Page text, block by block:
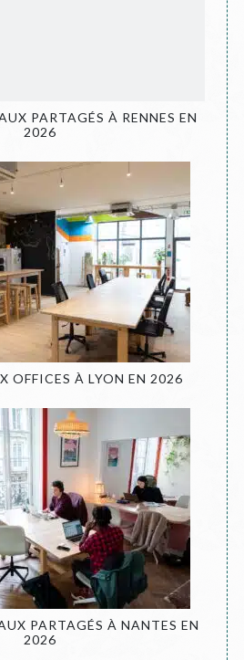
PARTAGÉS À RENNES EN
2026
OFFICES À LYON EN 2026
PARTAGÉS À NANTES EN
2026